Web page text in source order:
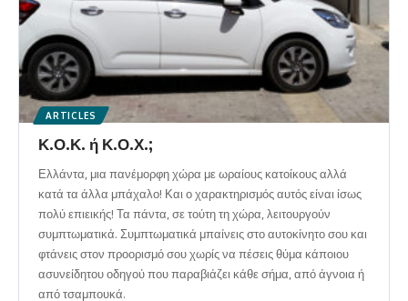
ARTICLES
Κ.Ο.Κ. ή Κ.Ο.Χ.;
Ελλάντα, μια πανέμορφη χώρα με ωραίους κατοίκους αλλά
κατά τα άλλα μπάχαλο! Και ο χαρακτηρισμός αυτός είναι ίσως
πολύ επιεικής! Τα πάντα, σε τούτη τη χώρα, λειτουργούν
συμπτωματικά. Συμπτωματικά μπαίνεις στο αυτοκίνητο σου και
φτάνεις στον προορισμό σου χωρίς να πέσεις θύμα κάποιου
ασυνείδητου οδηγού που παραβιάζει κάθε σήμα, από άγνοια ή
από τσαμπουκά.